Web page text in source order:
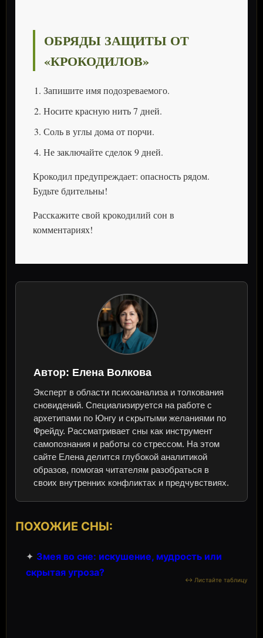
ОБРЯДЫ ЗАЩИТЫ ОТ
«КРОКОДИЛОВ»
Запишите имя подозреваемого.
Носите красную нить 7 дней.
Соль в углы дома от порчи.
Не заключайте сделок 9 дней.
Крокодил предупреждает: опасность рядом.
Будьте бдительны!
Расскажите свой крокодилий сон в
комментариях!
Автор: Елена Волкова
Эксперт в области психоанализа и толкования
сновидений. Специализируется на работе с
архетипами по Юнгу и скрытыми желаниями по
Фрейду. Рассматривает сны как инструмент
самопознания и работы со стрессом. На этом
сайте Елена делится глубокой аналитикой
образов, помогая читателям разобраться в
своих внутренних конфликтах и предчувствиях.
ПОХОЖИЕ СНЫ:
✦ Змея во сне: искушение, мудрость или
скрытая угроза?